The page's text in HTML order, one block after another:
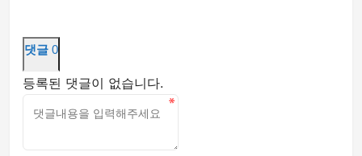
댓글 0
등록된 댓글이 없습니다.